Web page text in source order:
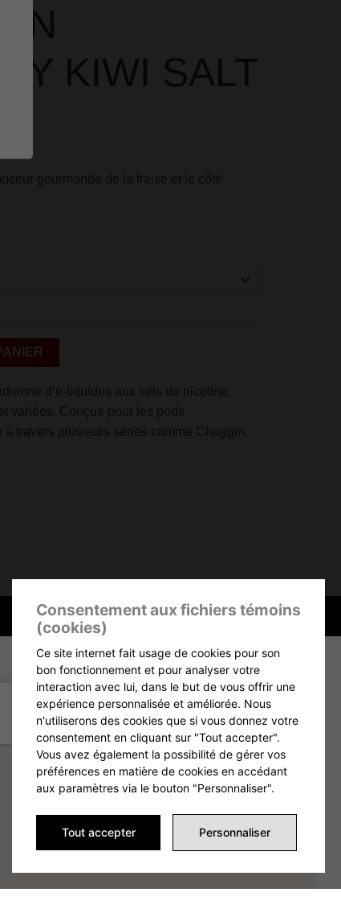
KIWI SALT
gourmande de la fraise et le côté
d’e-liquides aux sels de nicotine,
variées. Conçue pour les pods
à travers plusieurs séries comme Chuggin,
Consentement aux fichiers témoins
(cookies)
Ce site internet fait usage de cookies pour son
bon fonctionnement et pour analyser votre
interaction avec lui, dans le but de vous offrir une
expérience personnalisée et améliorée. Nous
n'utiliserons des cookies que si vous donnez votre
consentement en cliquant sur "Tout accepter".
Vous avez également la possibilité de gérer vos
préférences en matière de cookies en accédant
aux paramètres via le bouton "Personnaliser".
Tout accepter Personnaliser